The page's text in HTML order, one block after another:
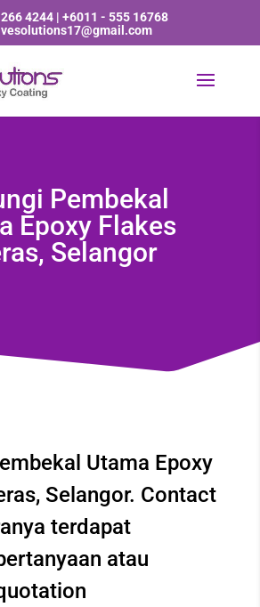
4244 | +6011 - 555 16768
Pembekal
Epoxy Flakes
Selangor
Utama Epoxy
Selangor. Contact
terdapat
atau